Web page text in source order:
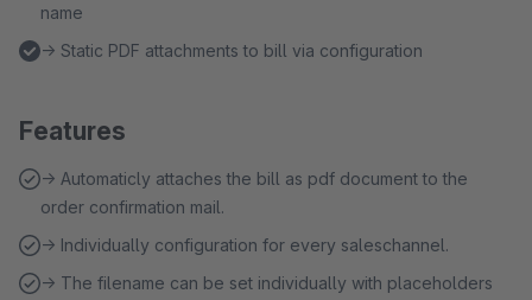
name
→ Static PDF attachments to bill via configuration
Features
→ Automaticly attaches the bill as pdf document to the
order confirmation mail.
→ Individually configuration for every saleschannel.
→ The filename can be set individually with placeholders